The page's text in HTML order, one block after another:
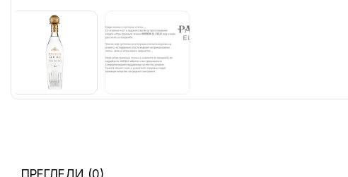
ПРЕГЛЕДИ (0)